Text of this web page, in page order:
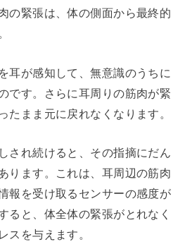
の緊張は、体の側面から最終的
耳が感知して、無意識のうちに
です。さらに耳周りの筋肉が緊
たまま元に戻れなくなります。
され続けると、その指摘にだん
ります。これは、耳周辺の筋肉
報を受け取るセンサーの感度が
ると、体全体の緊張がとれなく
スを与えます。